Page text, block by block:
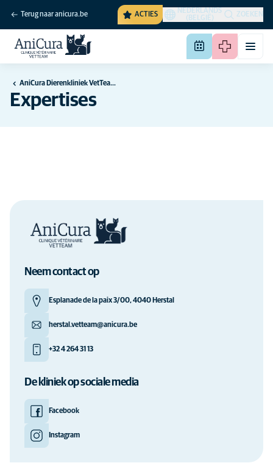
Terug naar anicura.be ACTIES
NEDERLANDS
(BELGIË)
ZOEKEN
AniCura Dierenkliniek VetTeam in Herstal
Expertises
Neem contact op
Esplanade de la paix 3/00, 4040 Herstal
herstal.vetteam@anicura.be
+32 4 264 31 13
De kliniek op sociale media
Facebook
Instagram